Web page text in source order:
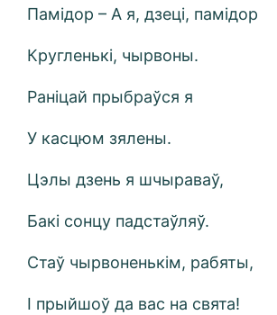
Памідор – А я, дзеці, памідор
Кругленькі, чырвоны.
Раніцай прыбраўся я
У касцюм зялены.
Цэлы дзень я шчыраваў,
Бакі сонцу падстаўляў.
Стаў чырвоненькім, рабяты,
І прыйшоў да вас на свята!